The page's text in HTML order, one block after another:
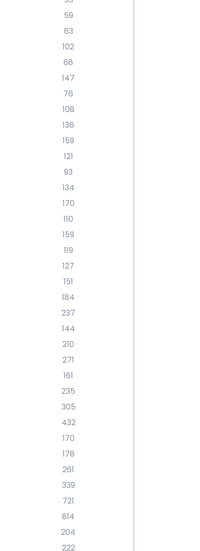
59
83
102
68
147
76
108
136
159
121
93
134
170
110
159
119
127
151
184
237
144
210
271
161
235
305
432
170
178
261
339
721
814
204
222